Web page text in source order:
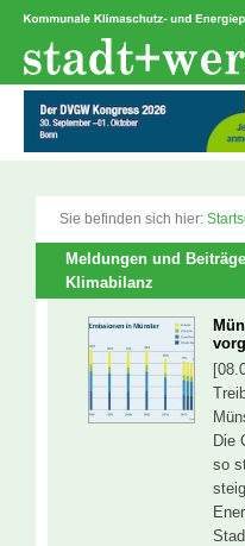
Zum
springen
Sie befinden sich hier:
Meldungen und
Klimabilanz
Die
so